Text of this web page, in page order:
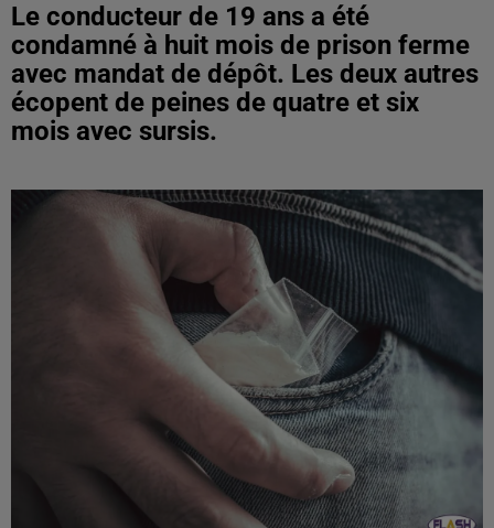
Le conducteur de 19 ans a été
condamné à huit mois de prison ferme
avec mandat de dépôt. Les deux autres
écopent de peines de quatre et six
mois avec sursis.